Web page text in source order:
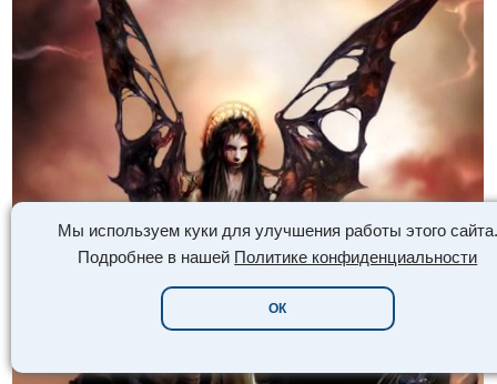
Мы используем куки для улучшения работы этого сайта.
Подробнее в нашей Политике конфиденциальности
ОК